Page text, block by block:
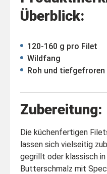
Überblick:
120-160 g pro Filet
Wildfang
Roh und tiefgefroren
Zubereitung:
Die küchenfertigen
lassen sich vielseitig
gegrillt oder klassisch
Butterschmalz mit